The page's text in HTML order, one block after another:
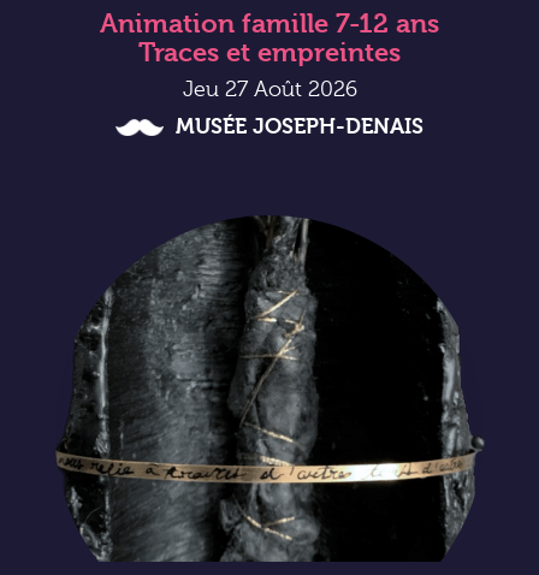
Animation famille 7-12 ans
Traces et empreintes
Jeu 27 Août 2026
MUSÉE JOSEPH-DENAIS